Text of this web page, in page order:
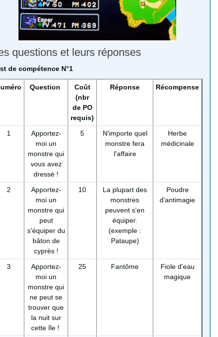
questions et leurs réponses
de compétence N°1
Question
Coût
(nbr
de PO
requis)
Réponse Récompense
1
Apportez-
moi un
monstre qui
vous avez
dressé !
5
N'importe quel
monstre fera
l'affaire
Herbe
médicinale
2
Apportez-
moi un
monstre qui
peut
s'équiper du
bâton de
cyprès !
10
La plupart des
monstres
peuvent s'en
équiper.
(exemple :
Pataupe)
Poudre
d'antimagie
3
Apportez-
moi un
monstre qui
ne peut se
trouver que
la nuit sur
cette île !
25 Fantôme
Fiole d'eau
magique